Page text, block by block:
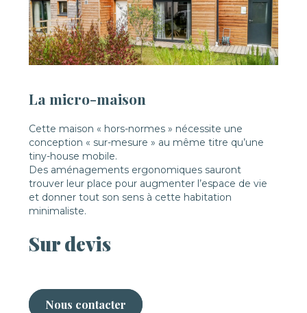
La micro-maison
Cette maison « hors-normes » nécessite une
conception « sur-mesure » au même titre qu’une
tiny-house mobile.
Des aménagements ergonomiques sauront
trouver leur place pour augmenter l’espace de vie
et donner tout son sens à cette habitation
minimaliste.
Sur devis
Nous contacter